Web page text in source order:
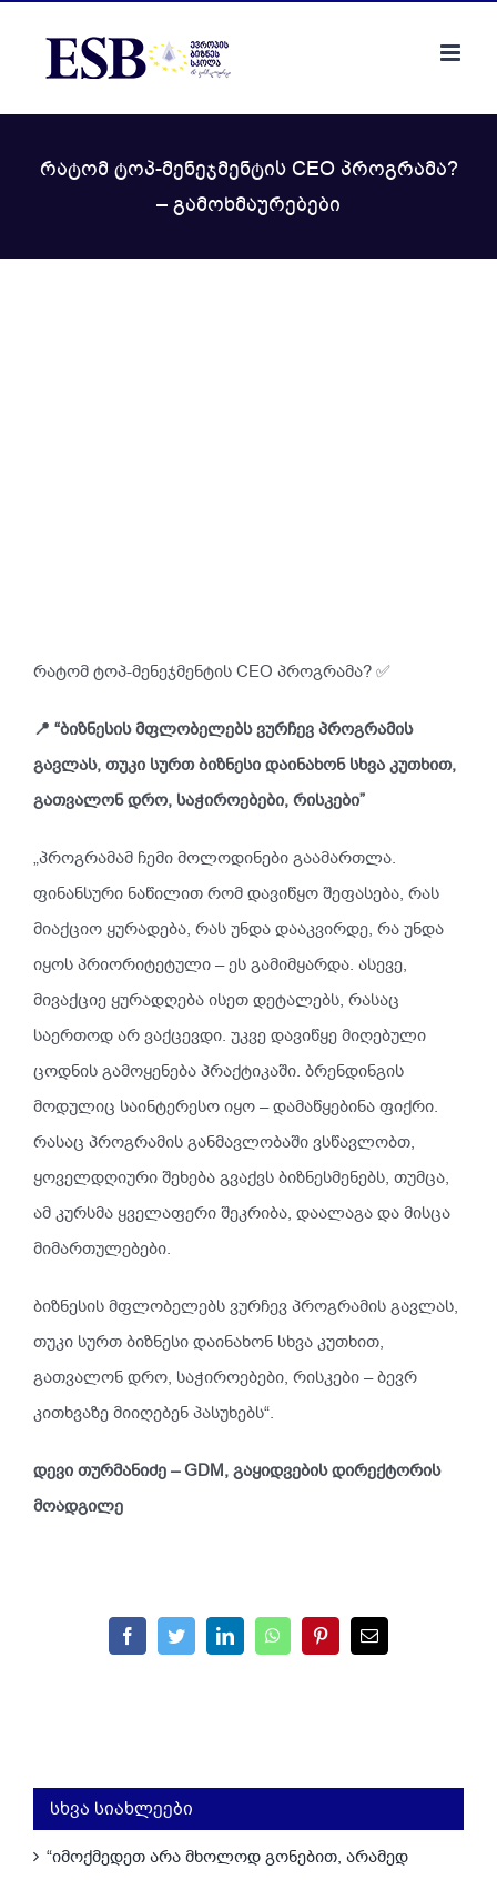
რატომ ტოპ-მენეჯმენტის CEO პროგრამა?
– გამოხმაურებები
რატომ ტოპ-მენეჯმენტის CEO პროგრამა? ✅
📍 “ბიზნესის მფლობელებს ვურჩევ პროგრამის
გავლას, თუკი სურთ ბიზნესი დაინახონ სხვა კუთხით,
გათვალონ დრო, საჭიროებები, რისკები”
„პროგრამამ ჩემი მოლოდინები გაამართლა.
ფინანსური ნაწილით რომ დავიწყო შეფასება, რას
მიაქციო ყურადება, რას უნდა დააკვირდე, რა უნდა
იყოს პრიორიტეტული – ეს გამიმყარდა. ასევე,
მივაქციე ყურადღება ისეთ დეტალებს, რასაც
საერთოდ არ ვაქცევდი. უკვე დავიწყე მიღებული
ცოდნის გამოყენება პრაქტიკაში. ბრენდინგის
მოდულიც საინტერესო იყო – დამაწყებინა ფიქრი.
რასაც პროგრამის განმავლობაში ვსწავლობთ,
ყოველდღიური შეხება გვაქვს ბიზნესმენებს, თუმცა,
ამ კურსმა ყველაფერი შეკრიბა, დაალაგა და მისცა
მიმართულებები.
ბიზნესის მფლობელებს ვურჩევ პროგრამის გავლას,
თუკი სურთ ბიზნესი დაინახონ სხვა კუთხით,
გათვალონ დრო, საჭიროებები, რისკები – ბევრ
კითხვაზე მიიღებენ პასუხებს“.
დევი თურმანიძე – GDM, გაყიდვების დირექტორის
მოადგილე
FacebookTwitterLinkedInWhatsAppPinterestEmail
სხვა სიახლეები
“იმოქმედეთ არა მხოლოდ გონებით, არამედ